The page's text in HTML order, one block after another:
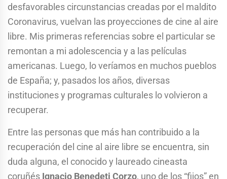
desfavorables circunstancias creadas por el maldito
Coronavirus, vuelvan las proyecciones de cine al aire
libre. Mis primeras referencias sobre el particular se
remontan a mi adolescencia y a las películas
americanas. Luego, lo veríamos en muchos pueblos
de España; y, pasados los años, diversas
instituciones y programas culturales lo volvieron a
recuperar.
Entre las personas que más han contribuido a la
recuperación del cine al aire libre se encuentra, sin
duda alguna, el conocido y laureado cineasta
coruñés Ignacio Benedeti Corzo, uno de los “fijos” en